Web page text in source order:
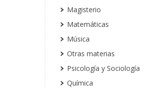
Magisterio
Matemáticas
Música
Otras materias
Psicología y Sociología
Química